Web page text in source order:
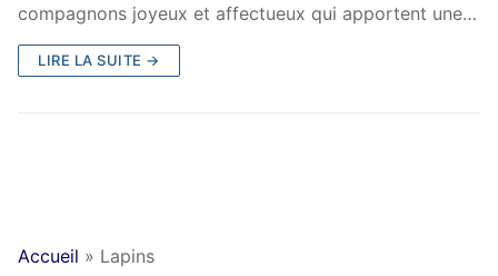
compagnons joyeux et affectueux qui apportent une…
LIRE LA SUITE →
Accueil » Lapins